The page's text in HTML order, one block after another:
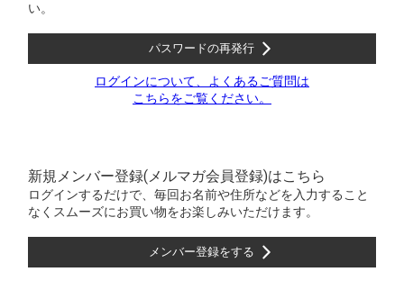
い。
パスワードの再発行
ログインについて、よくあるご質問は
こちらをご覧ください。
新規メンバー登録(メルマガ会員登録)はこちら
ログインするだけで、毎回お名前や住所などを入力すること
なくスムーズにお買い物をお楽しみいただけます。
メンバー登録をする